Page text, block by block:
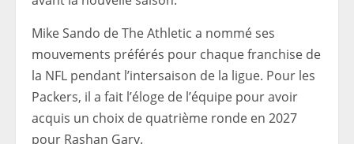
Mike Sando de The Athletic a nommé ses
mouvements préférés pour chaque franchise de
la NFL pendant l’intersaison de la ligue. Pour les
Packers, il a fait l’éloge de l’équipe pour avoir
acquis un choix de quatrième ronde en 2027
pour Rashan Gary.